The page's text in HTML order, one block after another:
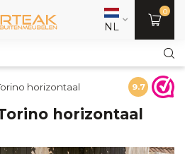
NL
0
horizontaal 9.7
horizontaal